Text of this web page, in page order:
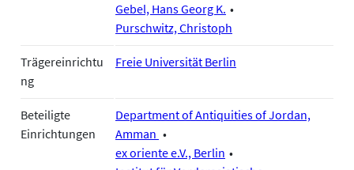
Gebel, Hans Georg K.
Purschwitz, Christoph
Trägereinrichtu
ng
Freie Universität Berlin
Beteiligte
Einrichtungen
Department of Antiquities of Jordan,
Amman
ex oriente e.V., Berlin